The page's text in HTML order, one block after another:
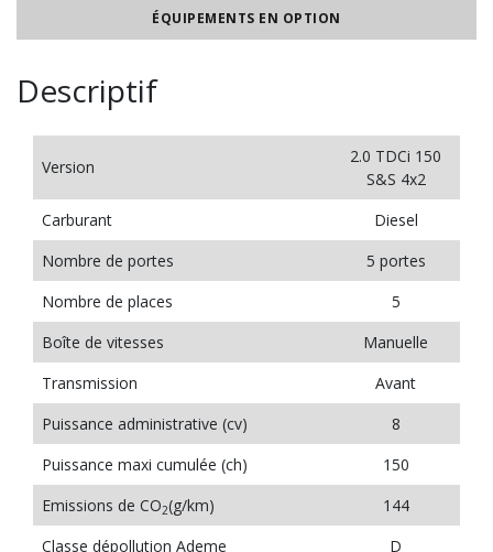
ÉQUIPEMENTS EN OPTION
Descriptif
Version
2.0 TDCi 150
S&S 4x2
Carburant
Diesel
Nombre de portes
5 portes
Nombre de places
5
Boîte de vitesses
Manuelle
Transmission
Avant
Puissance administrative (cv)
8
Puissance maxi cumulée (ch)
150
Emissions de CO2(g/km)
144
Classe dépollution Ademe
D